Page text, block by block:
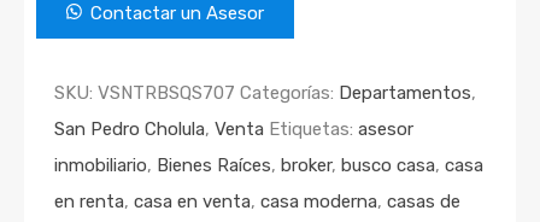
Contactar un Asesor
SKU: VSNTRBSQS707 Categorías: Departamentos,
San Pedro Cholula, Venta Etiquetas: asesor
inmobiliario, Bienes Raíces, broker, busco casa, casa
en renta, casa en venta, casa moderna, casas de